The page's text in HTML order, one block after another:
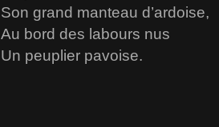
Son grand manteau d’ardoise,
Au bord des labours nus
Un peuplier pavoise.